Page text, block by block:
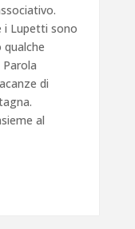
i Lupetti sono
di
al